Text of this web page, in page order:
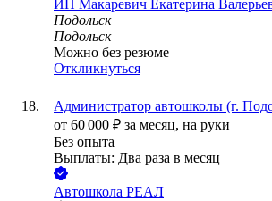
ИП Макаревич Екатерина
Подольск
Подольск
Можно без резюме
Откликнуться
Администратор автошколы (г.
от 60 000 ₽ за месяц, на руки
Без опыта
Выплаты: Два раза в месяц
Автошкола РЕАЛ